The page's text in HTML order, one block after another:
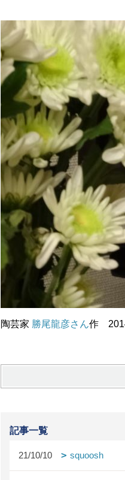
陶芸家 勝尾龍彦さん作
記事一覧
21/10/10 squoosh